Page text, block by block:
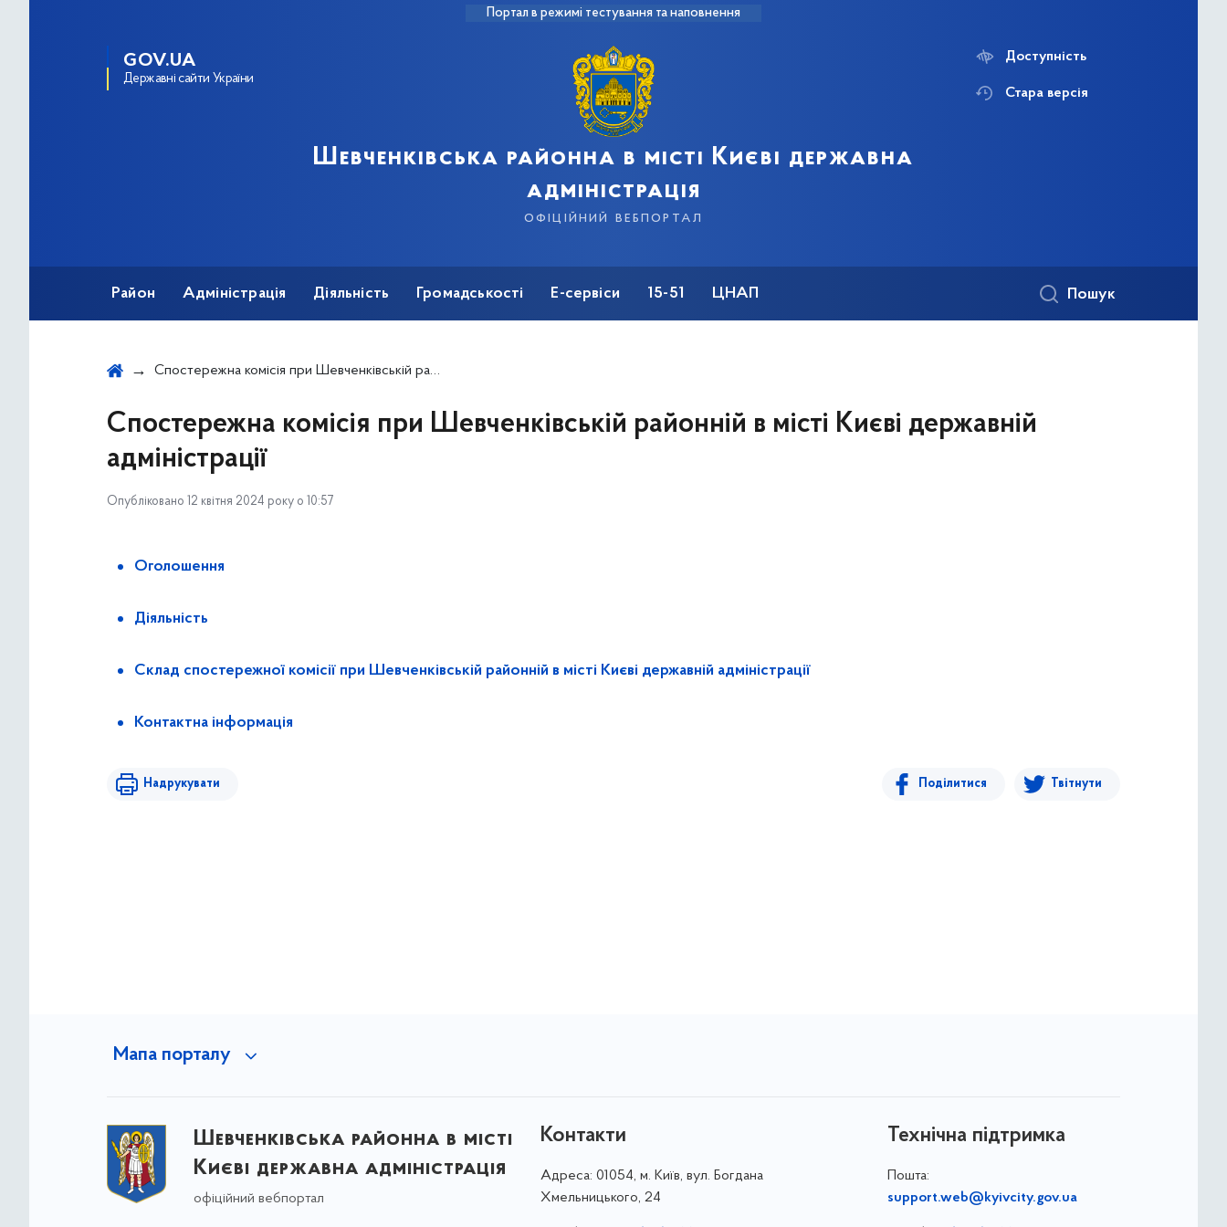
Портал в режимі тестування та наповнення
GOV.UA
Державні сайти України
Шевченківська районна в місті Києві державна
адміністрація
офіційний вебпортал
Доступність
Стара версія
Район Адміністрація Діяльність Громадськості Е-сервіси 15-51 ЦНАП Пошук
Спостережна комісія при Шевченківській районній в місті Києві державній адміністрації
Спостережна комісія при Шевченківській районній в місті Києві державній
адміністрації
Опубліковано 12 квітня 2024 року о 10:57
Оголошення
Діяльність
Склад спостережної комісії при Шевченківській районній в місті Києві державній адміністрації
Контактна інформація
Надрукувати Поділитися Твітнути
Мапа порталу
Шевченківська районна в місті
Києві державна адміністрація
офіційний вебпортал
Контакти
Адреса: 01054, м. Київ, вул. Богдана
Хмельницького, 24
Технічна підтримка
Пошта:
support.web@kyivcity.gov.ua